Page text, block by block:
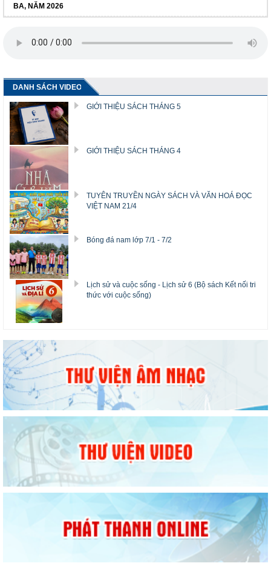
BA, NĂM 2026
DANH SÁCH VIDEO
GIỚI THIỆU SÁCH THÁNG 5
GIỚI THIỆU SÁCH THÁNG 4
TUYÊN TRUYỀN NGÀY SÁCH VÀ VĂN HOÁ ĐỌC
VIỆT NAM 21/4
Bóng đá nam lớp 7/1 - 7/2
Lịch sử và cuộc sống - Lịch sử 6 (Bộ sách Kết nối tri
thức với cuộc sống)